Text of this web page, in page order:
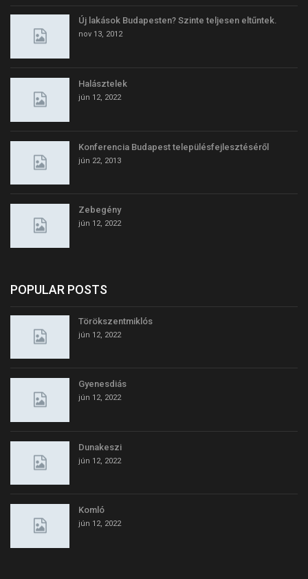
Új lakások Budapesten? Szinte teljesen eltűntek.
nov 13, 2012
Halásztelek
jún 12, 2022
Konferencia Budapest településfejlesztéséről
jún 22, 2013
Zebegény
jún 12, 2022
POPULAR POSTS
Törökszentmiklós
jún 12, 2022
Gyenesdiás
jún 12, 2022
Dunakeszi
jún 12, 2022
Komló
jún 12, 2022